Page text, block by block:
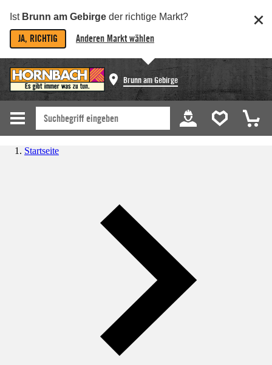
Ist Brunn am Gebirge der richtige Markt?
JA, RICHTIG Anderen Markt wählen
Brunn am Gebirge
Startseite